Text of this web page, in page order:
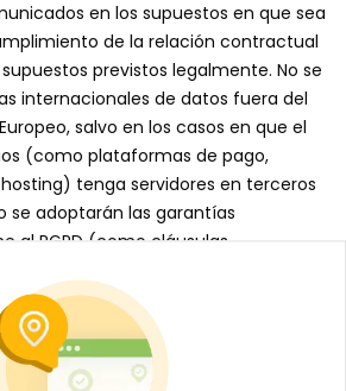
en los supuestos en que sea
de la relación contractual
previstos legalmente. No se
internacionales de datos fuera del
salvo en los casos en que el
(como plataformas de pago,
tenga servidores en terceros
se adoptarán las garantías
al RGPD (como cláusulas
si corresponde).